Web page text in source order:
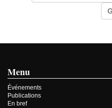
Menu
Événements
Publications
En bref